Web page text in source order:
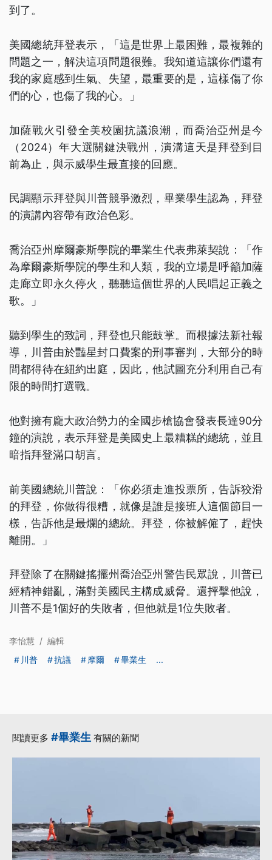
到了。
美國總統拜登表示，「這是世界上最困難，最複雜的
問題之一，解決這項問題很難。我知道這讓你們還有
我的家庭感到生氣、失望，最重要的是，這樣傷了你
們的心，也傷了我的心。」
加薩戰火引發全美校園抗議浪潮，而喬治亞州是今
（2024）年大選關鍵決戰州，演溝這天是拜登到目
前為止，與示威學生最直接的回應。
民調顯示拜登與川普競爭激烈，畢業學生認為，拜登
的演講內容帶有政治色彩。
喬治亞州摩爾豪斯學院的畢業生代表弗萊契說：「作
為摩爾豪斯學院的學生和人類，我的立場是呼籲加薩
走廊立即永久停火，聽聽這個世界的人民唱起正義之
歌。」
聽到學生的致詞，拜登也只能鼓掌。而根據法新社報
導，川普由於豔星封口費案的刑事審判，大部分的時
間都得待在紐約出庭，因此，他試圖充分利用自己有
限的時間打選戰。
他對擁有龐大政治勢力的全國步槍協會發表長達90分
鐘的演說，表示拜登是美國史上最糟糕的總統，並且
暗指拜登滿口胡言。
前美國總統川普說：「你必須走進投票所，告訴狡滑
的拜登，你做得很糟，就像是誰是接班人這個節目一
樣，告訴他是最爛的總統。拜登，你被解僱了，趕快
離開。」
拜登除了在關鍵搖擺州喬治亞州警告民眾說，川普已
經精神錯亂，滿對美國民主構成威脅。還抨擊他說，
川普不是1個好的失敗者，但他就是1位失敗者。
李怡慧 / 編輯
川普
抗議 摩爾 畢業生 ...
閱讀更多 #畢業生 有關的新聞